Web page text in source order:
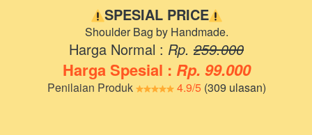
SPESIAL PRICE
Shoulder Bag by Handmade.
Harga Normal : Rp. 259.000
Harga Spesial : Rp. 99.000
Penilaian Produk 4.9/5 (309 ulasan)